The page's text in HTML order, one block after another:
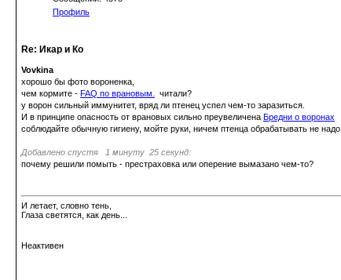
Профиль
Re: Икар и Ко
Vovkina
хорошо бы фото вороненка,
чем кормите - FAQ по врановым.
читали?
у ворон сильный иммунитет, вряд ли птенец успел чем-то заразиться.
И в принципе опасность от врановых сильно преувеличена Бредни о воронах
соблюдайте обычную гигиену, мойте руки, ничем птенца обрабатывать не надо.
Добавлено спустя 1 минуту 25 секунд:
почему решили помыть - престраховка или оперение вымазано чем-то?
И летает, словно тень,
Глаза светятся, как день...
Неактивен